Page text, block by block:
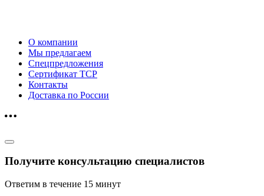
О компании
Мы предлагаем
Спецпредложения
Сертификат ТСР
Контакты
Доставка по России
Получите консультацию специалистов
Ответим в течение 15 минут